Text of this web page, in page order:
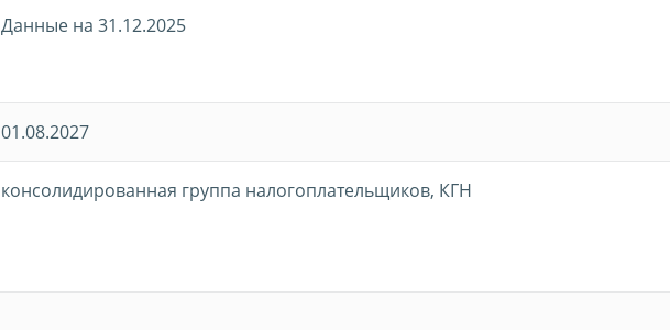
Данные на 31.12.2025
01.08.2027
консолидированная группа налогоплательщиков, КГН